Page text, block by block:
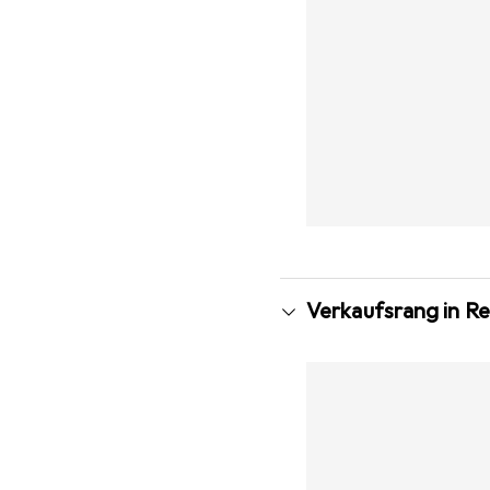
Verkaufsrang in